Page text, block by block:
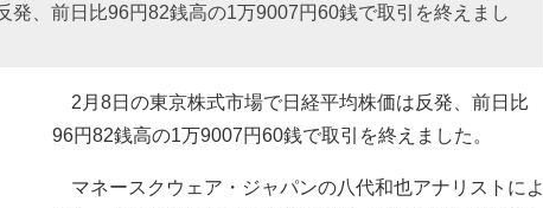
発、前日比96円82銭高の1万9007円60銭で取引を終えまし
2月8日の東京株式市場で日経平均株価は反発、前日比
96円82銭高の1万9007円60銭で取引を終えました。
マネースクウェア・ジャパンの八代和也アナリストによ